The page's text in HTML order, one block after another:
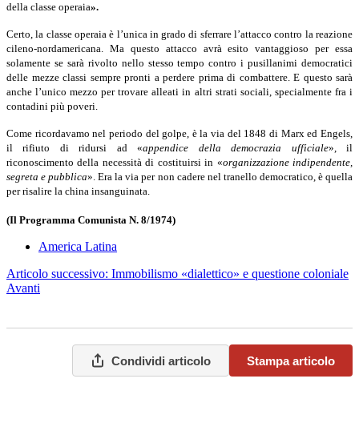
della classe operaia».
Certo, la classe operaia è l’unica in grado di sferrare l’attacco contro la reazione
cileno-nordamericana. Ma questo attacco avrà esito vantaggioso per essa
solamente se sarà rivolto nello stesso tempo contro i pusillanimi democratici
delle mezze classi sempre pronti a perdere prima di combattere. E questo sarà
anche l’unico mezzo per trovare alleati in altri strati sociali, specialmente fra i
contadini più poveri.
Come ricordavamo nel periodo del golpe, è la via del 1848 di Marx ed Engels,
il rifiuto di ridursi ad «appendice della democrazia ufficiale», il
riconoscimento della necessità di costituirsi in «organizzazione indipendente,
segreta e pubblica». Era la via per non cadere nel tranello democratico, è quella
per risalire la china insanguinata.
(Il Programma Comunista N. 8/1974)
America Latina
Articolo successivo: Immobilismo «dialettico» e questione coloniale
Avanti
Condividi articolo Stampa articolo